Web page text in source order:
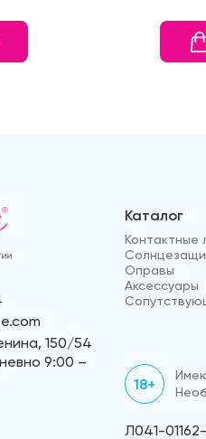
150/54
9:00 –
Каталог
Контактные
Оправы
Аксессуары
18+
Л041-